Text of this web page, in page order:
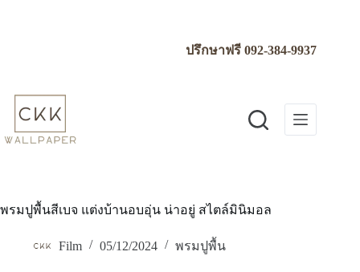
ปรึกษาฟรี092-384-9937
พรมปูพื้นสีเบจ แต่งบ้านอบอุ่น น่าอยู่ สไตล์มินิมอล
Film 05/12/2024 พรมปูพื้น